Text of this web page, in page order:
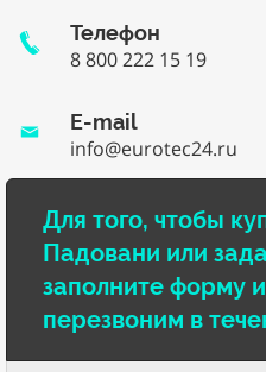
Телефон
8 800 222 15 19
E-mail
info@eurotec24.ru
Для того, чтобы
Падовани или
заполните форму
перезвоним в